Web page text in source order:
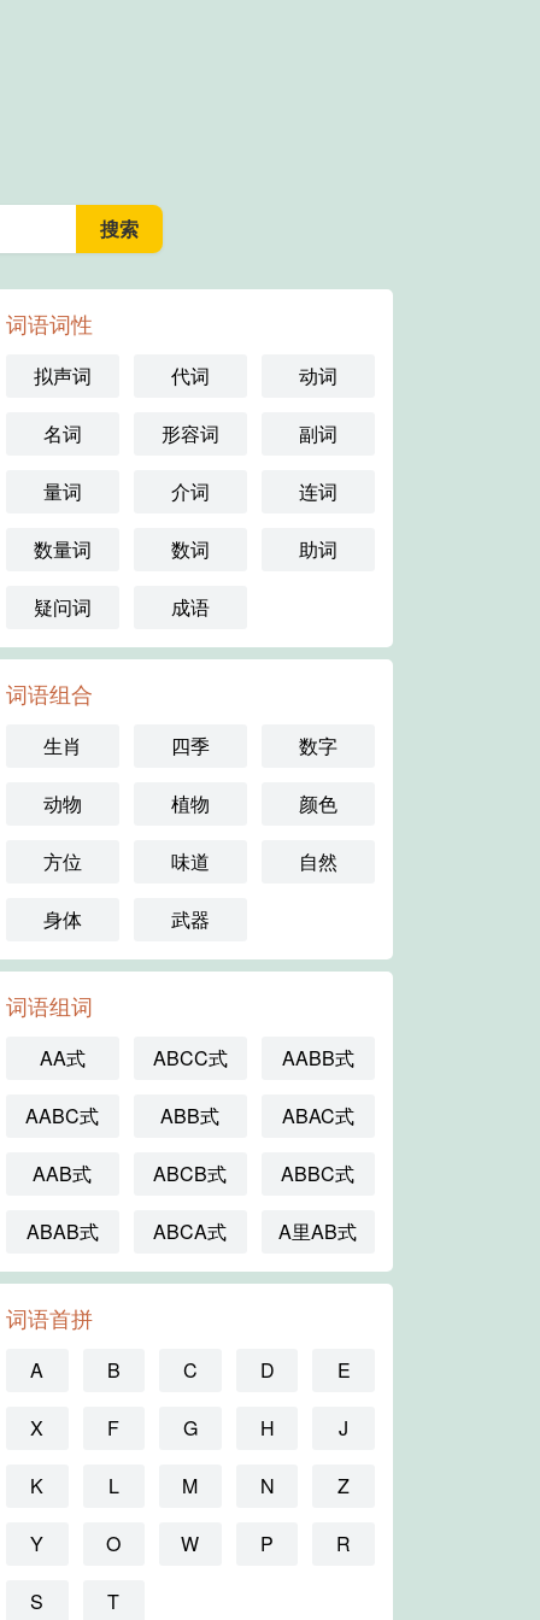
词语词性
拟声词 代词 动词
名词 形容词 副词
量词 介词 连词
数量词 数词 助词
疑问词 成语
词语组合
生肖 四季 数字
动物 植物 颜色
方位 味道 自然
身体 武器
词语组词
AA式 ABCC式 AABB式
AABC式 ABB式 ABAC式
AAB式 ABCB式 ABBC式
ABAB式 ABCA式 A里AB式
词语首拼
A B C D E
X F G H J
K L M N Z
Y O W P R
S T